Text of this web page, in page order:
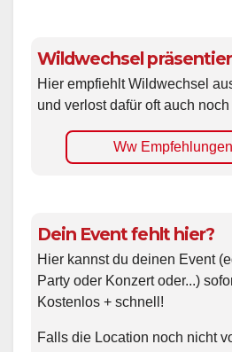
Wildwechsel
Hier empfiehlt Wildwechsel
und verlost dafür oft auch
Ww
Dein Event fehlt hier?
Hier kannst du deinen Event
Party oder Konzert oder...)
Kostenlos + schnell!
Falls die Location noch nicht